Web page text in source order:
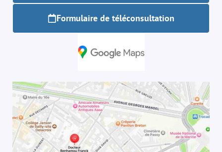
Formulaire de téléconsultation